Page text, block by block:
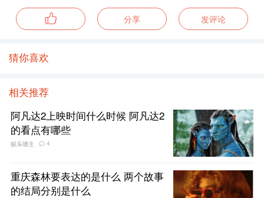
分享 发评论
猜你喜欢
相关推荐
阿凡达2上映时间什么时候 阿凡达2
的看点有哪些
娱乐塘主 4
重庆森林要表达的是什么 两个故事
的结局分别是什么